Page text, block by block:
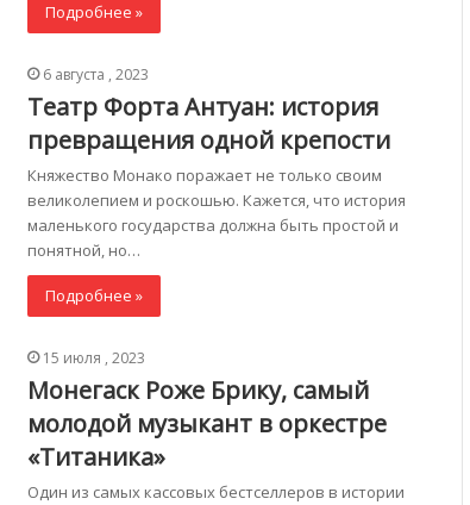
Подробнее »
6 августа , 2023
Театр Форта Антуан: история
превращения одной крепости
Княжество Монако поражает не только своим
великолепием и роскошью. Кажется, что история
маленького государства должна быть простой и
понятной, но…
Подробнее »
15 июля , 2023
Монегаск Роже Брику, самый
молодой музыкант в оркестре
«Титаника»
Один из самых кассовых бестселлеров в истории